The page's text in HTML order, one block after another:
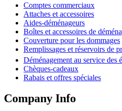
Comptes commerciaux
Attaches et accessoires
Aides-déménageurs
Boîtes et accessoires de
Couverture pour les dommages
Remplissages et réservoirs de
Déménagement au service des
Chèques-cadeaux
Rabais et offres spéciales
Company Info